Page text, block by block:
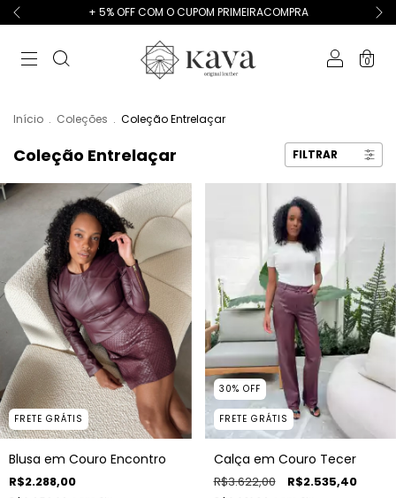
+ 5% OFF COM O CUPOM PRIMEIRACOMPRA
0
Início . Coleções . Coleção Entrelaçar
Coleção Entrelaçar FILTRAR
FRETE GRÁTIS
Blusa em Couro Encontro
R$2.288,00
30% OFF
FRETE GRÁTIS
Calça em Couro Tecer
R$3.622,00 R$2.535,40